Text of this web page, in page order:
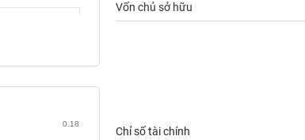
Vốn chủ sở hữu
0.18
Chỉ số tài chính